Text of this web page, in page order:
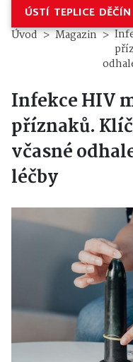
ÚSTÍ TEPLICE DĚČÍN
Úvod Magazin
Infekce HIV
příznaků.
včasné
léčby